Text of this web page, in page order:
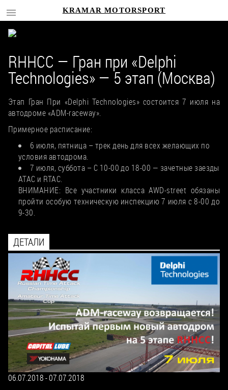
KRAMAR MOTORSPORT
RHHCC — Гран при «Delphi
Technologies» — 5 этап (Москва)
Этап Гран При «Delphi Technologies» состоится 7 июля на
автодроме «ADM-raceway».
Примерное расписание:
6 июля, пятница – трек день для всех желающих по
условия автодрома.
7 июля, суббота – С 10-00 до 18-00 — зачетные заезды
ATAC и RTAC.
ВНИМАНИЕ: Все участники класса AWD-street обязаны
пройти особую техническую инспекцию 7 июля с 8-00 до
9-30.
ДЕТАЛИ
06.07.2018-07.07.2018